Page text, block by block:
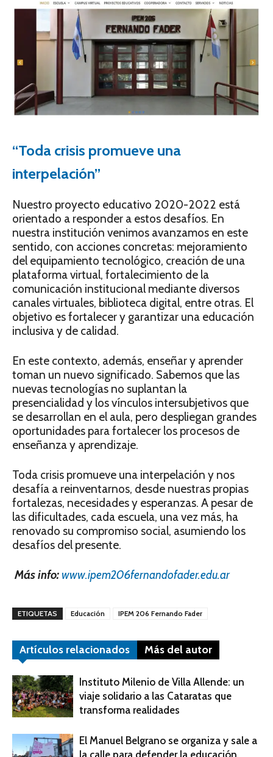
“Toda crisis promueve una
interpelación”
Nuestro proyecto educativo 2020-2022 está
orientado a responder a estos desafíos. En
nuestra institución venimos avanzamos en este
sentido, con acciones concretas: mejoramiento
del equipamiento tecnológico, creación de una
plataforma virtual, fortalecimiento de la
comunicación institucional mediante diversos
canales virtuales, biblioteca digital, entre otras. El
objetivo es forta­lecer y garantizar una educación
inclusiva y de calidad.
En este contexto, además, enseñar y apren­der
toman un nuevo significado. Sabemos que las
nuevas tecnologías no suplantan la
presencialidad y los vínculos intersubjeti­vos que
se desarrollan en el aula, pero des­pliegan grandes
oportunidades para forta­lecer los procesos de
enseñanza y aprendizaje.
Toda crisis promueve una interpelación y nos
desafía a reinventarnos, desde nuestras propias
fortalezas, necesidades y esperan­zas. A pesar de
las dificultades, cada escuela, una vez más, ha
renovado su compromiso social, asumiendo los
desafíos del presente.
Más info: www.ipem206fernandofader.edu.ar
ETIQUETAS Educación IPEM 206 Fernando Fader
Artículos relacionados Más del autor
Instituto Milenio de Villa Allende: un
viaje solidario a las Cataratas que
transforma realidades
El Manuel Belgrano se organiza y sale a